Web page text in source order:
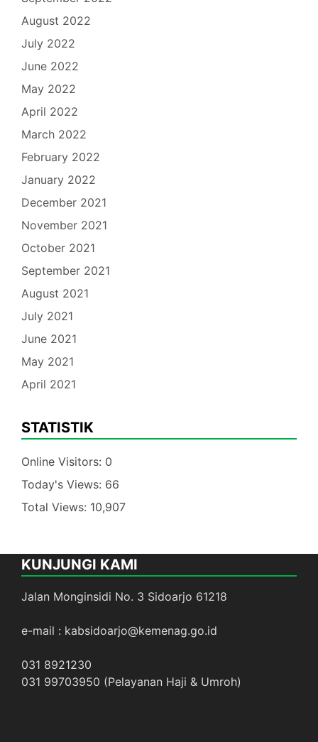
August 2022
July 2022
June 2022
May 2022
April 2022
March 2022
February 2022
January 2022
December 2021
November 2021
October 2021
September 2021
August 2021
July 2021
June 2021
May 2021
April 2021
STATISTIK
Online Visitors: 0
Today's Views: 66
Total Views: 10,907
KUNJUNGI KAMI
Jalan Monginsidi No. 3 Sidoarjo 61218
e-mail : kabsidoarjo@kemenag.go.id
031 8921230
031 99703950 (Pelayanan Haji & Umroh)